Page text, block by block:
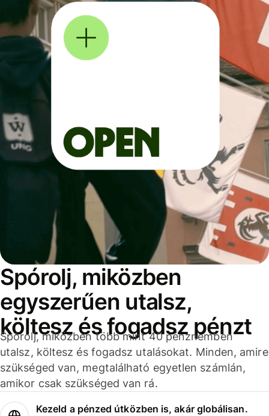
Spórolj, miközben
egyszerűen utalsz,
költesz és fogadsz pénzt
Spórolj, miközben több mint 40 pénznemben
utalsz, költesz és fogadsz utalásokat. Minden, amire
szükséged van, megtalálható egyetlen számlán,
amikor csak szükséged van rá.
Kezeld a pénzed útközben is, akár globálisan.